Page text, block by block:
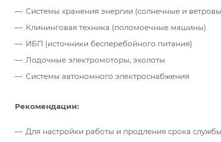
Системы хранения энергии (солнечные и
Клининговая техника (поломоечные машины)
ИБП (источники бесперебойного питания)
Лодочные электромоторы, эхолоты
Системы автономного электроснабжения
Рекомендации:
Для настройки работы и продления срока